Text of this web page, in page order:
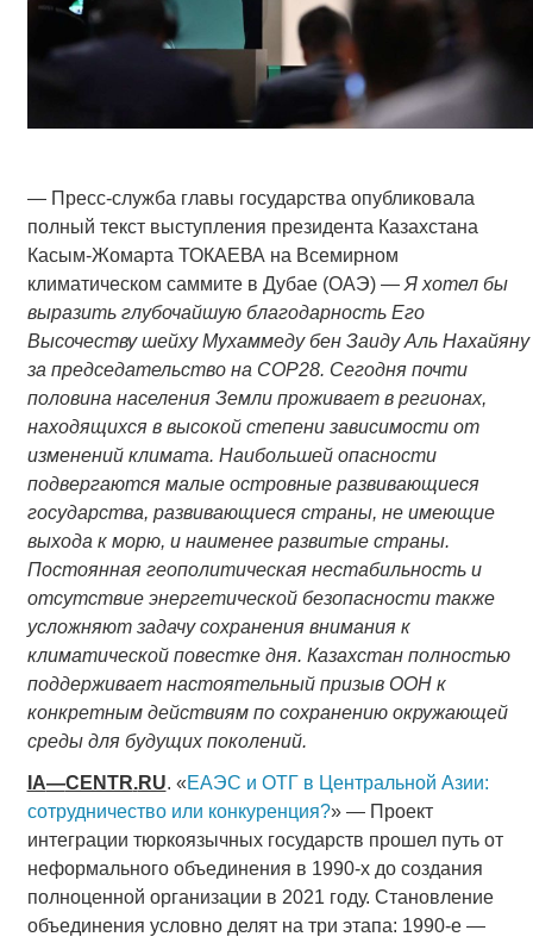
— Пресс-служба главы государства опубликовала
полный текст выступления президента Казахстана
Касым-Жомарта ТОКАЕВА на Всемирном
климатическом саммите в Дубае (ОАЭ) — Я хотел бы
выразить глубочайшую благодарность Его
Высочеству шейху Мухаммеду бен Заиду Аль Нахайяну
за председательство на COP28. Сегодня почти
половина населения Земли проживает в регионах,
находящихся в высокой степени зависимости от
изменений климата. Наибольшей опасности
подвергаются малые островные развивающиеся
государства, развивающиеся страны, не имеющие
выхода к морю, и наименее развитые страны.
Постоянная геополитическая нестабильность и
отсутствие энергетической безопасности также
усложняют задачу сохранения внимания к
климатической повестке дня. Казахстан полностью
поддерживает настоятельный призыв ООН к
конкретным действиям по сохранению окружающей
среды для будущих поколений.
IA—CENTR.RU. «ЕАЭС и ОТГ в Центральной Азии:
сотрудничество или конкуренция?» — Проект
интеграции тюркоязычных государств прошел путь от
неформального объединения в 1990-х до создания
полноценной организации в 2021 году. Становление
объединения условно делят на три этапа: 1990-е —